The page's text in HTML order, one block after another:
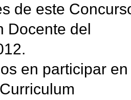
de este
Docente del
en participar